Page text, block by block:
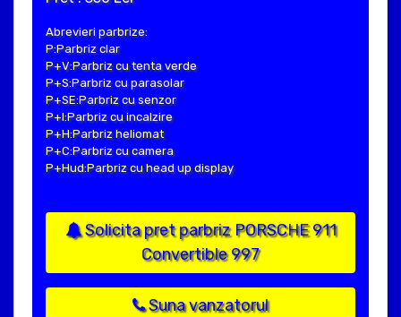
Abrevieri parbrize:
P:Parbriz clar
P+V:Parbriz cu tenta verde
P+S:Parbriz cu parasolar
P+SE:Parbriz cu senzor
P+I:Parbriz cu incalzire
P+H:Parbriz heliomat
P+C:Parbriz cu camera
P+Hud:Parbriz cu head up display
Solicita pret parbriz PORSCHE 911
Convertible 997
Suna vanzatorul